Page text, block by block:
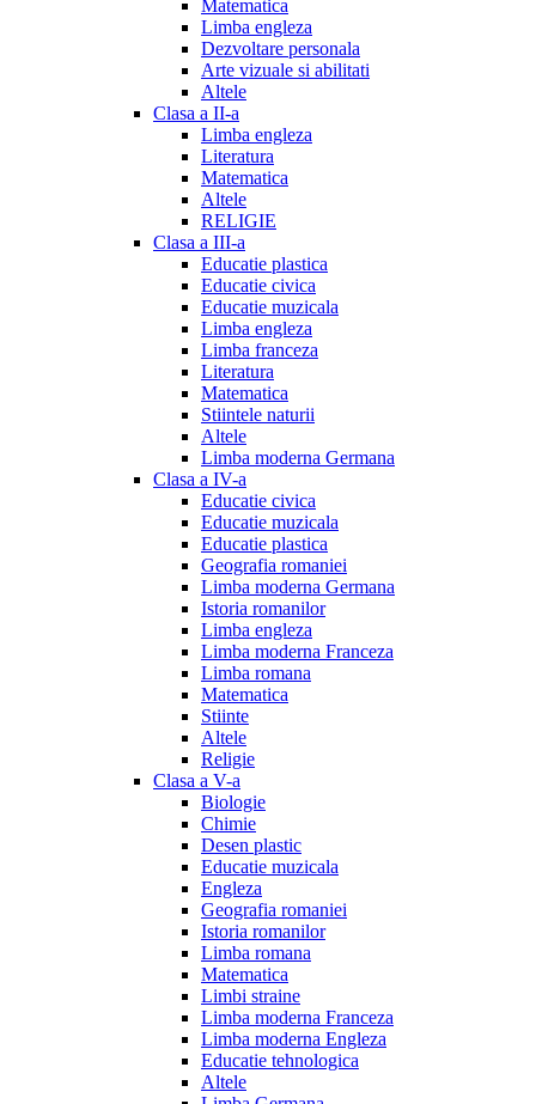
Matematica
Limba engleza
Dezvoltare personala
Arte vizuale si abilitati
Altele
Clasa a II-a
Limba engleza
Literatura
Matematica
Altele
RELIGIE
Clasa a III-a
Educatie plastica
Educatie civica
Educatie muzicala
Limba engleza
Limba franceza
Literatura
Matematica
Stiintele naturii
Altele
Limba moderna Germana
Clasa a IV-a
Educatie civica
Educatie muzicala
Educatie plastica
Geografia romaniei
Limba moderna Germana
Istoria romanilor
Limba engleza
Limba moderna Franceza
Limba romana
Matematica
Stiinte
Altele
Religie
Clasa a V-a
Biologie
Chimie
Desen plastic
Educatie muzicala
Engleza
Geografia romaniei
Istoria romanilor
Limba romana
Matematica
Limbi straine
Limba moderna Franceza
Limba moderna Engleza
Educatie tehnologica
Altele